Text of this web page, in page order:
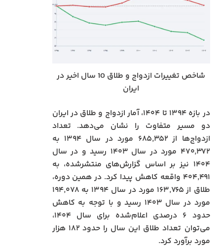
شاخص تغییرات ازدواج و طلاق 10 سال اخیر در
ایران
در بازه ۱۳۹۴ تا ۱۴۰۴، آمار ازدواج و طلاق در ایران
دو مسیر متفاوت را نشان می‌دهد. تعداد
ازدواج‌ها از ۶۸۵٬۳۵۲ مورد در سال ۱۳۹۴ به
۴۷۰٬۳۷۲ مورد در سال ۱۴۰۳ رسید و در سال
۱۴۰۴ نیز بر اساس گزارش‌های منتشرشده، به
۴۰۴٬۴۹۱ واقعه کاهش پیدا کرد. در همین دوره،
طلاق از ۱۶۳٬۷۶۵ مورد در سال ۱۳۹۴ به ۱۹۴٬۰۷۸
مورد در سال ۱۴۰۳ رسید و با توجه به کاهش
حدود ۶ درصدی اعلام‌شده برای سال ۱۴۰۴،
می‌توان تعداد طلاق این سال را حدود ۱۸۲ هزار
مورد برآورد کرد.